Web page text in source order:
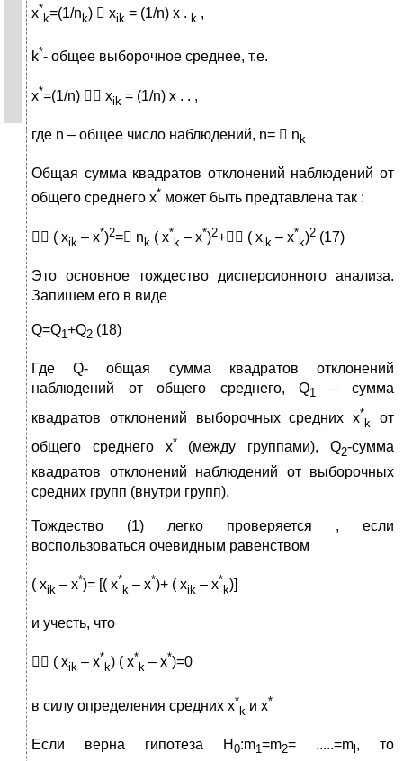
x*
k=(1/nk)  xik = (1/n) x . .k ,
k*- общее выборочное среднее, т.е.
x*=(1/n)  xik = (1/n) x . . ,
где n – общее число наблюдений, n=  n k
Общая сумма квадратов отклонений наблюдений от
общего среднего x* может быть предтавлена так :
 ( xik – x*)2= nk ( x*
k – x*)2+ ( xik – x*
k)2 (17)
Это основное тождество дисперсионного анализа.
Запишем его в виде
Q=Q1+Q2 (18)
Где Q- общая сумма квадратов отклонений
наблюдений от общего среднего, Q1 – сумма
квадратов отклонений выборочных средних x*
k
от
общего среднего x* (между группами), Q2-сумма
квадратов отклонений наблюдений от выборочных
средних групп (внутри групп).
Тождество (1) легко проверяется , если
воспользоваться очевидным равенством
( xik – x*)= [( x*
k – x*)+ ( xik – x*
k)]
и учесть, что
 ( xik – x*
k) ( x*
k – x*)=0
в силу определения средних x*
k и x*
Если верна гипотеза H 0:m1=m2= .....=m , то